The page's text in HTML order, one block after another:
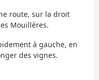
route, sur la droit
Mouillères.
à gauche, en
des vignes.